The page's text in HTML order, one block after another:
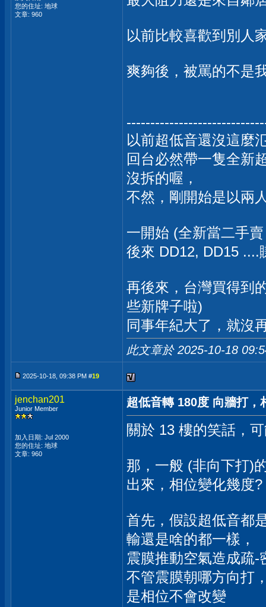
您的住址: 地球
文章: 960
以前比較喜歡到別人
爽夠後，被罵的不是
以前超低音還沒這麼
回台必然帶一隻全新
沒拆的喔，
不然，剛開始是以兩
一開始 (全新當二手
後來 DD12, DD15 ....
再後來，台灣買得到
些新牌子啦)
同事年紀大了，就沒
此文章於 2025-10-18
2025-10-18, 09:38 PM #19
jenchan201
Junior Member
加入日期: Jul 2000
您的住址: 地球
文章: 960
超低音轉 180度 向牆打，
關於 13 樓的笑話，
那，一般 (非向下打)
出來，相位變化幾度?
首先，假設超低音都
輸還是啥的都一樣，
震膜推動空氣造成疏
不管震膜朝哪方向打
是相位不會改變